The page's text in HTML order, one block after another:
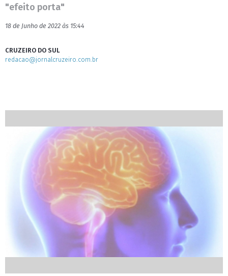
"efeito porta"
18 de Junho de 2022 às 15:44
CRUZEIRO DO SUL
redacao@jornalcruzeiro.com.br